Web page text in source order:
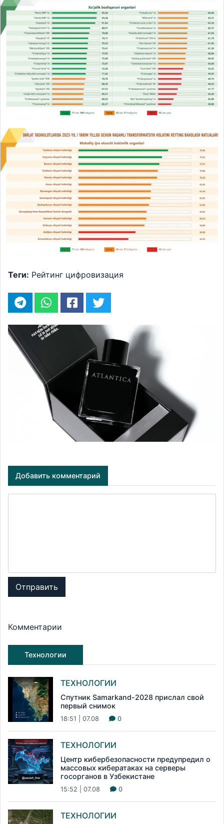
Теги: Рейтинг цифровизация
Добавить комментарий
Отправить
Комментарии
Технологии
ТЕХНОЛОГИИ
Спутник Samarkand-2028 прислал свой
первый снимок
18:51 | 07.08 0
ТЕХНОЛОГИИ
Центр кибербезопасности предупредил о
массовых кибератаках на серверы
госорганов в Узбекистане
15:52 | 07.08 0
ТЕХНОЛОГИИ